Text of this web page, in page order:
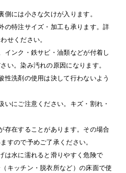
には小さな欠けが入ります。
の特注サイズ・加工も承ります。詳
せください。
インク・鉄サビ・油類などが付着し
い。染み汚れの原因になります。
性洗剤の使用は決して行わないよう
いにご注意ください。キズ・割れ・
存在することがあります。その場合
すので予めご了承ください。
は水に濡れると滑りやすく危険で
キッチン・脱衣所など）の床面で使